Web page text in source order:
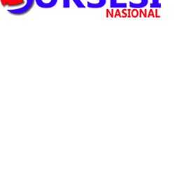
s